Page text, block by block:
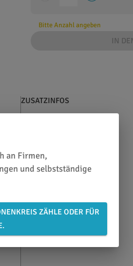
Bitte Anzahl angeben
IN
ZUSATZINFOS
an Firmen,
und selbstständige
ZÄHLE ODER FÜR